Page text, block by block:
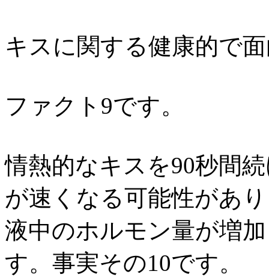
キスに関する健康的で
ファクト9です。
情熱的なキスを90秒間
が速くなる可能性があ
液中のホルモン量が増
す。事実その10です。